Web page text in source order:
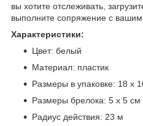
вы хотите отслеживать,
выполните сопряжение с вашим
Характеристики:
Цвет: белый
Материал: пластик
Размеры в упаковке: 18 х
Размеры брелока: 5 x 5 см
Радиус действия: 23 м